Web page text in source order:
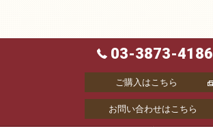
03-3873-4186
お問い合わせはこちら
ご購入はこちら